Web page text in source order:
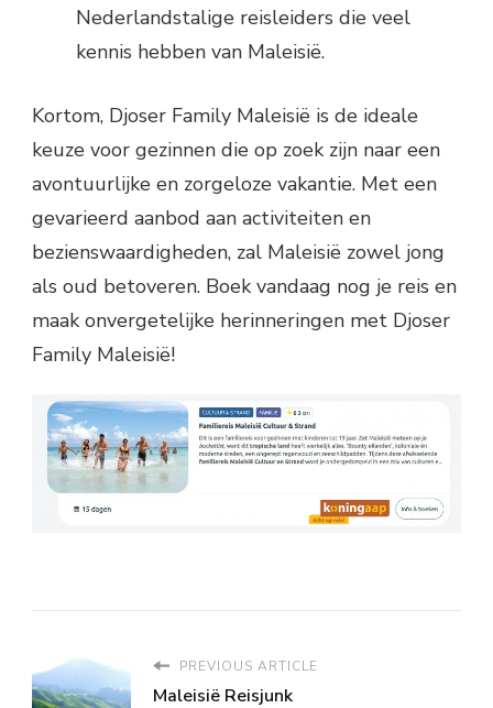
Nederlandstalige reisleiders die veel
kennis hebben van Maleisië.
Kortom, Djoser Family Maleisië is de ideale
keuze voor gezinnen die op zoek zijn naar een
avontuurlijke en zorgeloze vakantie. Met een
gevarieerd aanbod aan activiteiten en
bezienswaardigheden, zal Maleisië zowel jong
als oud betoveren. Boek vandaag nog je reis en
maak onvergetelijke herinneringen met Djoser
Family Maleisië!
PREVIOUS ARTICLE
Maleisië Reisjunk